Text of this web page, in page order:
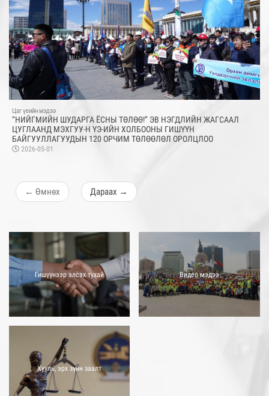
Цаг үеийн мэдээ
“НИЙГМИЙН ШУДАРГА ЁСНЫ ТӨЛӨӨ!” ЭВ НЭГДЛИЙН ЖАГСААЛ
ЦУГЛААНД МЭХГУУ-Н ҮЭ-ИЙН ХОЛБООНЫ ГИШҮҮН
БАЙГУУЛЛАГУУДЫН 120 ОРЧИМ ТӨЛӨӨЛӨЛ ОРОЛЦЛОО
2026-05-01
← Өмнөх Дараах →
Гишүүнээр элсэх тухай Видео мэдээ
Хууль, эрх зүйн заалт